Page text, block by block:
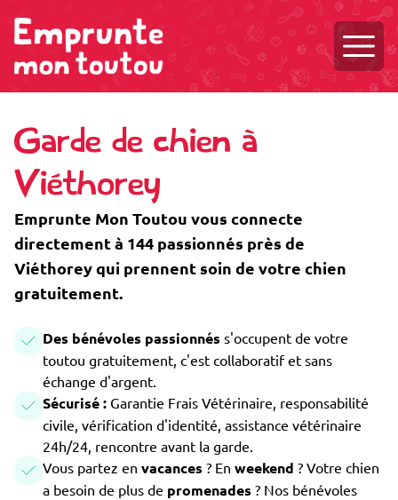
Garde de chien à
Viéthorey
Emprunte Mon Toutou vous connecte
directement à 144 passionnés près de
Viéthorey qui prennent soin de votre chien
gratuitement.
Des bénévoles passionnés s'occupent de votre
toutou gratuitement, c'est collaboratif et sans
échange d'argent.
Sécurisé : Garantie Frais Vétérinaire, responsabilité
civile, vérification d'identité, assistance vétérinaire
24h/24, rencontre avant la garde.
Vous partez en vacances ? En weekend ? Votre chien
a besoin de plus de promenades ? Nos bénévoles